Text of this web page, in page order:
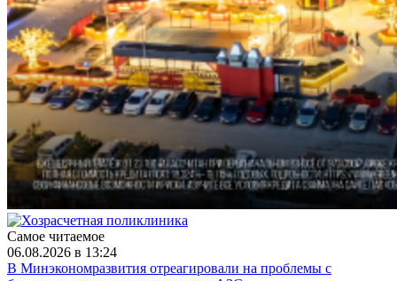
Самое читаемое
06.08.2026 в 13:24
В Минэкономразвития отреагировали на проблемы с